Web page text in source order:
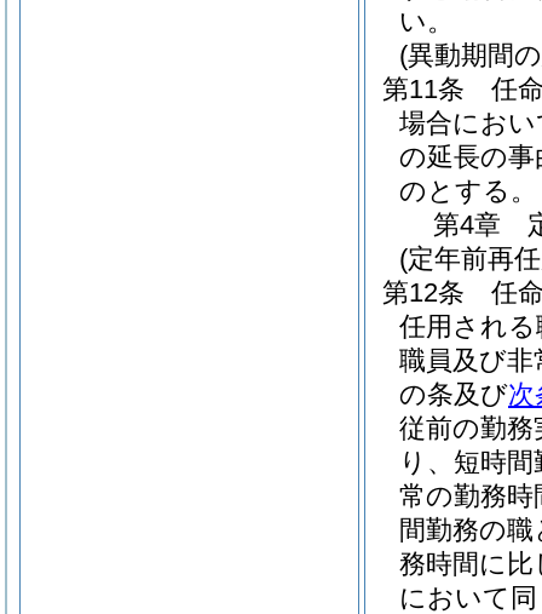
い。
(異動期間
第11条
任
場合にお
の延長の
のとする。
第4章
(定年前再
第12条
任
任用され
職員及び
の条及び次
従前の勤
り、短時
常の勤務
間勤務の
務時間に
において